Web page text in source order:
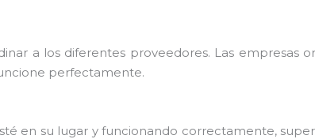
a los diferentes proveedores. Las empresas
perfectamente.
en su lugar y funcionando correctamente,